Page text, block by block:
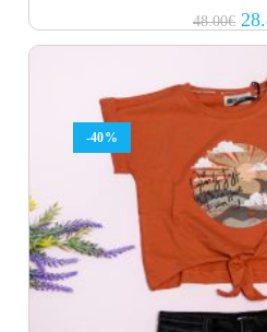
48.00€
was:
-40%